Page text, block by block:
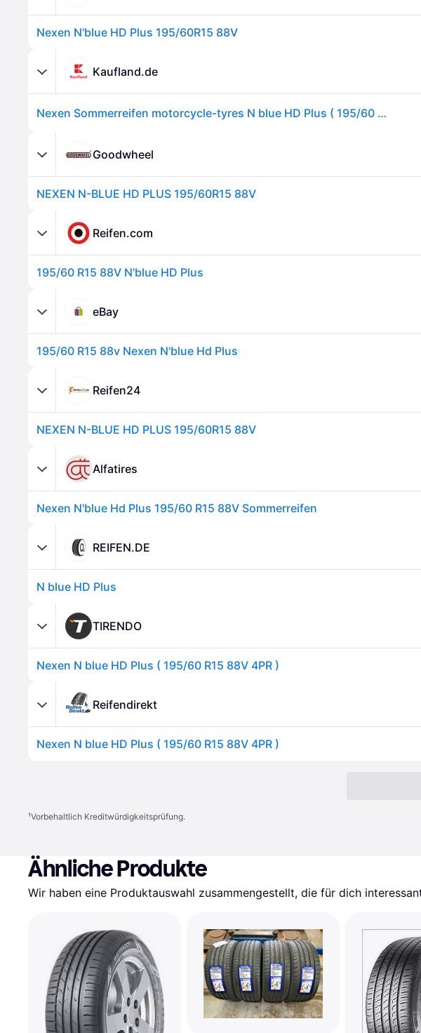
Nexen N'blue HD Plus 195/60R15 88V
Kaufland.de
Nexen Sommerreifen motorcycle-tyres N blue HD Plus ( 195/60 R15 88V 4PR )
Goodwheel
NEXEN N-BLUE HD PLUS 195/60R15 88V
Reifen.com
195/60 R15 88V N'blue HD Plus
eBay
195/60 R15 88v Nexen N'blue Hd Plus
Reifen24
NEXEN N-BLUE HD PLUS 195/60R15 88V
Alfatires
Nexen N'blue Hd Plus 195/60 R15 88V Sommerreifen
REIFEN.DE
N blue HD Plus
TIRENDO
Nexen N blue HD Plus ( 195/60 R15 88V 4PR )
Reifendirekt
Nexen N blue HD Plus ( 195/60 R15 88V 4PR )
¹Vorbehaltlich Kreditwürdigkeitsprüfung.
Ähnliche Produkte
Wir haben eine Produktauswahl zusammengestellt, die für dich